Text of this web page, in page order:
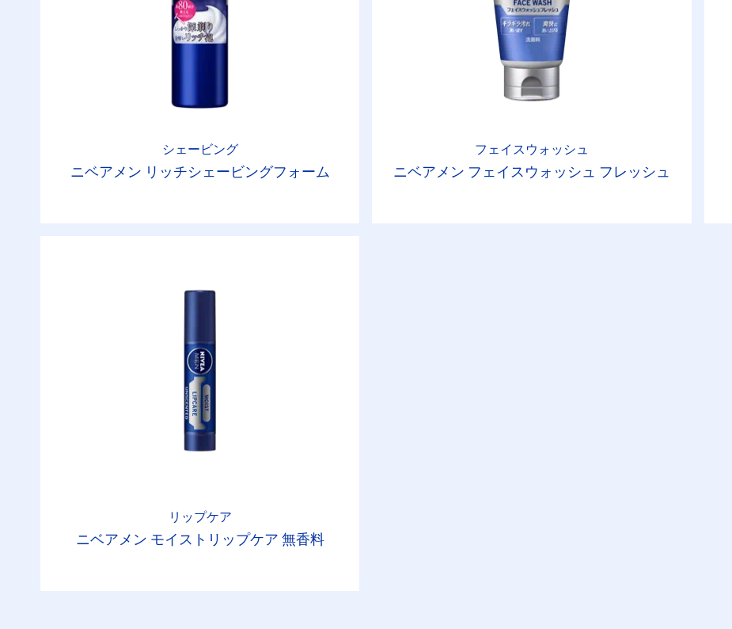
シェービング
ニベアメン リッチシェービングフォーム
フェイスウォッシュ
ニベアメン フェイスウォッシュ フレッシュ
リップケア
ニベアメン モイストリップケア 無香料